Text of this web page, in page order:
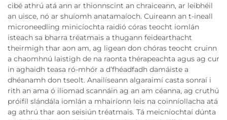
cibé athrú atá ann ar thionnscint an chraiceann, ar leibhéil
an uisce, nó ar shuíomh anatamaíoch. Cuireann an t-ineall
microneedling minicíochta raidió córas teocht iomlán
isteach sa bharra tréatmais a thugann feidearthacht
theirmigh thar aon am, ag ligean don chóras teocht cruinn
a chaomhnú laistigh de na raonta thérapeachta agus ag cur
in aghaidh teasa ró-mhór a d’fhéadfadh damáiste a
dhéanamh don tseolt. Anailíseann algaraimí casta sonraí i
rith an ama ó iliomad scannáin ag an am céanna, ag cruthú
próifíl slándála iomlán a mhairíonn leis na coinníollacha atá
ag athrú thar aon seisiún tréatmais. Tá meicníochtaí dúnta